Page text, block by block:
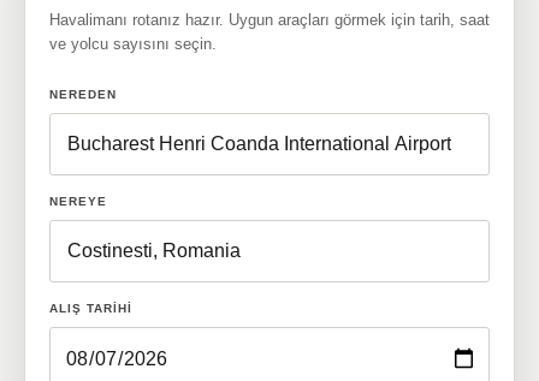
Havalimanı rotanız hazır. Uygun araçları görmek için tarih, saat
ve yolcu sayısını seçin.
NEREDEN
NEREYE
ALIŞ TARIHI